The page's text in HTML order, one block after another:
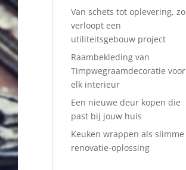
Van schets tot oplevering, zo
verloopt een
utiliteitsgebouw project
Raambekleding van
Timpwegraamdecoratie voor
elk interieur
Een nieuwe deur kopen die
past bij jouw huis
Keuken wrappen als slimme
renovatie-oplossing